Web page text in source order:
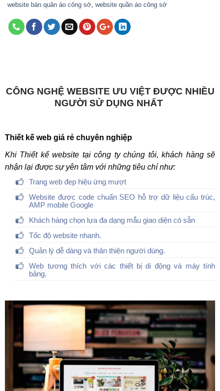
website bán quân áo công sở website quần áo công sở
CÔNG NGHỆ WEBSITE ƯU VIỆT ĐƯỢC NHIỀU
NGƯỜI SỬ DỤNG NHẤT
Thiết kế web giá rẻ chuyên nghiệp
Khi Thiết kế website tại công ty chúng tôi, khách hàng sẽ
nhận lại được sự yên tâm với những tiêu chí như:
Trang web đẹp hiệu ứng mượt
Website được code chuẩn SEO hỗ trợ dữ liệu cấu trúc,
AMP mobile Google
Khách hàng chọn lựa đa dạng mẫu giao diện có sẵn
Tốc độ website nhanh.
Quản lý dễ dàng và thân thiện người dùng.
Web tương thích với các thiết bị di động và máy tính
bảng.